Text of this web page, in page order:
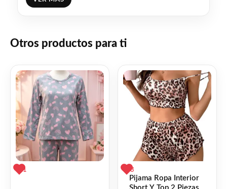
Otros productos para ti
1 3
Pijama Ropa Interior